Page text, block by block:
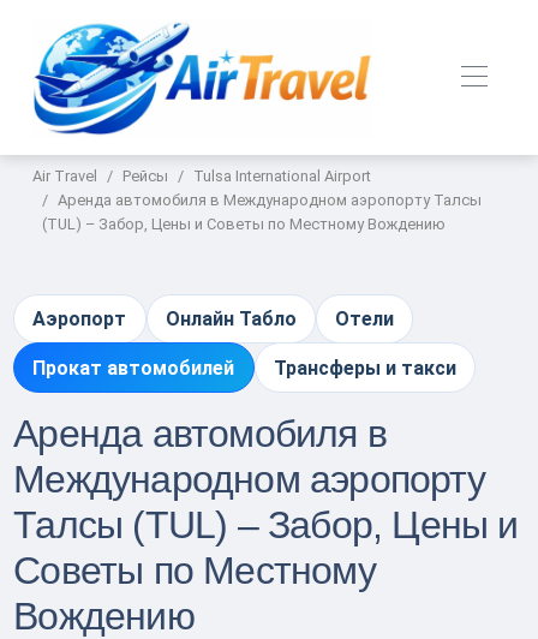
Air Travel Рейсы
Tulsa International Airport
Аренда автомобиля в Международном аэропорту Талсы
(TUL) – Забор, Цены и Советы по Местному Вождению
Аэропорт Онлайн Табло Отели
Прокат автомобилей Трансферы и такси
Аренда автомобиля в
Международном аэропорту
Талсы (TUL) – Забор, Цены и
Советы по Местному
Вождению